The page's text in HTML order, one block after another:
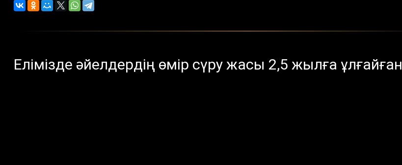
Елімізде әйелдердің өмір сүру жасы 2,5 жылға ұлғайған